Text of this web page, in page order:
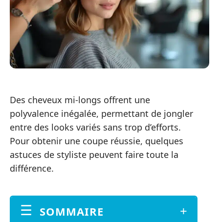
Des cheveux mi-longs offrent une
polyvalence inégalée, permettant de jongler
entre des looks variés sans trop d’efforts.
Pour obtenir une coupe réussie, quelques
astuces de styliste peuvent faire toute la
différence.
SOMMAIRE